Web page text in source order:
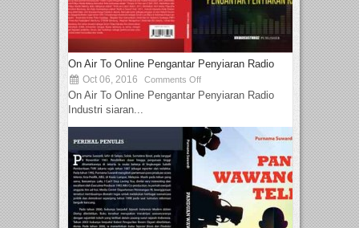
On Air To Online Pengantar Penyiaran Radio
Oct 06, 2016 Comments Off
On Air To Online Pengantar Penyiaran Radio
Industri siaran...